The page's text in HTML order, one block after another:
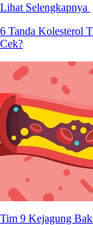
Lihat Selengkapnya
6 Tanda Kolesterol
Cek?
Tim 9 Kejagung